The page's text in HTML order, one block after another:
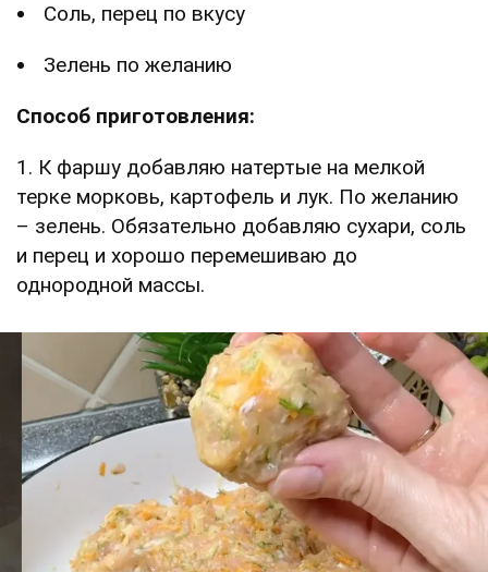
Соль, перец по вкусу
Зелень по желанию
Способ приготовления:
1. К фаршу добавляю натертые на мелкой
терке морковь, картофель и лук. По желанию
– зелень. Обязательно добавляю сухари, соль
и перец и хорошо перемешиваю до
однородной массы.